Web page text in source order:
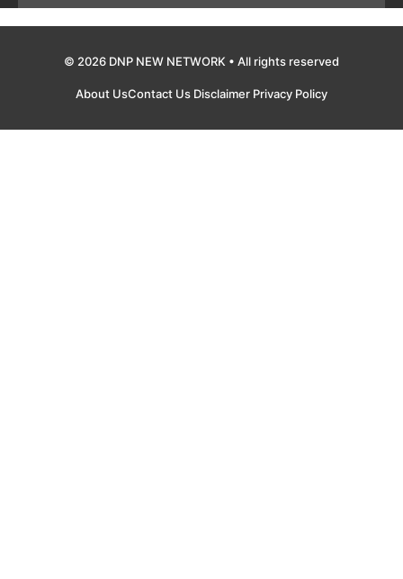
© 2026 DNP NEW NETWORK • All rights reserved
About UsContact Us Disclaimer Privacy Policy